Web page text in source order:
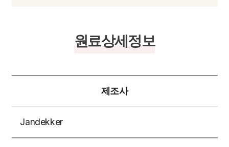
원료상세정보
제조사
Jandekker